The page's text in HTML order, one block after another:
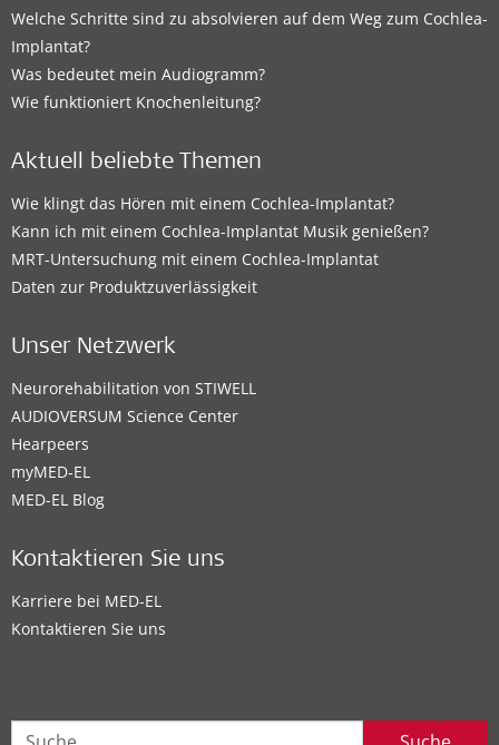
Welche Schritte sind zu absolvieren auf dem Weg zum Cochlea-
Implantat?
Was bedeutet mein Audiogramm?
Wie funktioniert Knochenleitung?
Aktuell beliebte Themen
Wie klingt das Hören mit einem Cochlea-Implantat?
Kann ich mit einem Cochlea-Implantat Musik genießen?
MRT-Untersuchung mit einem Cochlea-Implantat
Daten zur Produktzuverlässigkeit
Unser Netzwerk
Neurorehabilitation von STIWELL
AUDIOVERSUM Science Center
Hearpeers
myMED‑EL
MED-EL Blog
Kontaktieren Sie uns
Karriere bei MED-EL
Kontaktieren Sie uns